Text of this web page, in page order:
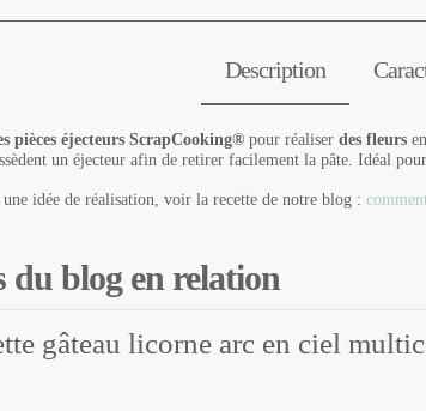
Description
pièces éjecteurs ScrapCooking® pour réaliser des fleurs
un éjecteur afin de retirer facilement la pâte. Idéal
idée de réalisation, voir la recette de notre blog :
du blog en relation
gâteau licorne arc en ciel